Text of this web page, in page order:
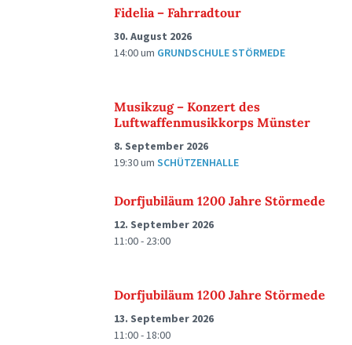
Fidelia – Fahrradtour
30. August 2026
14:00um GRUNDSCHULE STÖRMEDE
Musikzug – Konzert des
Luftwaffenmusikkorps Münster
8. September 2026
19:30um SCHÜTZENHALLE
Dorfjubiläum 1200 Jahre Störmede
12. September 2026
11:00 - 23:00
Dorfjubiläum 1200 Jahre Störmede
13. September 2026
11:00 - 18:00